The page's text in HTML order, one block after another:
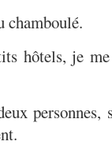
chamboulé.
hôtels, je
personnes,